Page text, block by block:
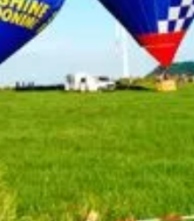
Ihrer
Luft
Ballooning an erster
nur bei stabiler
prüfen Wind und
Flugwetteramt.
120 cm Körpergröße